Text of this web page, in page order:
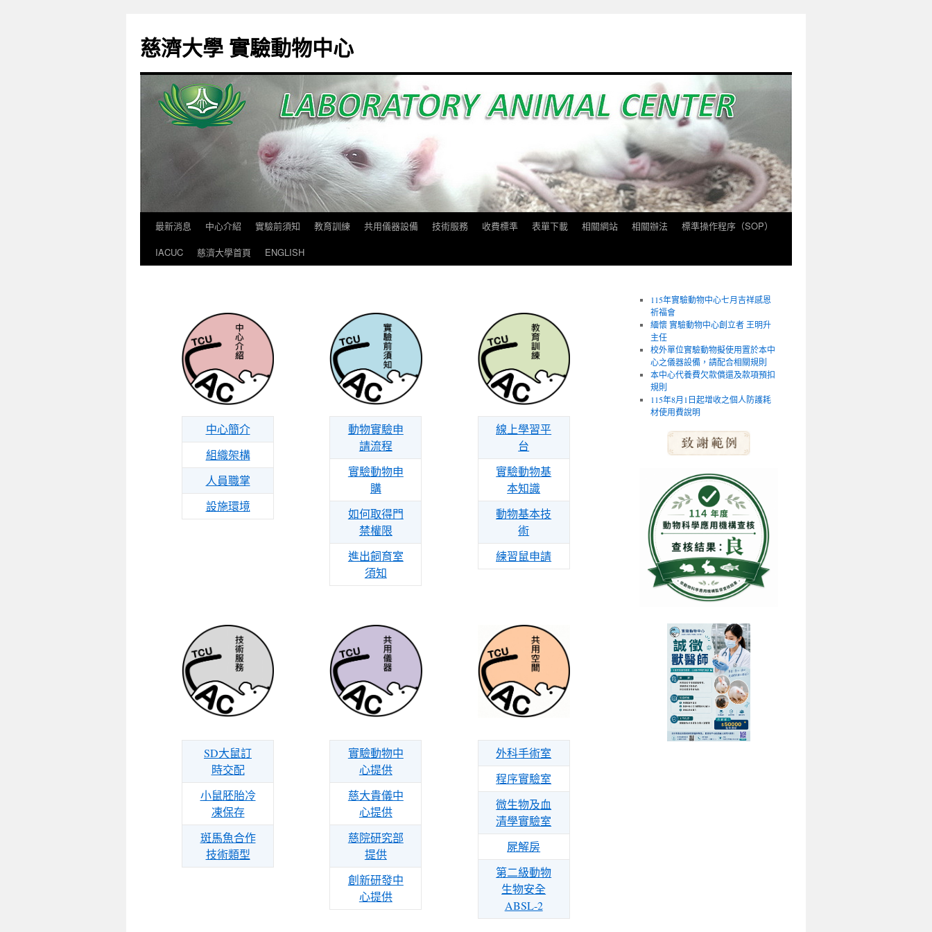
主
要
慈濟大學 實驗動物中心
最新消息 中心介紹 實驗前須知 教育訓練 共用儀器設備 技術服務 收費標準 表單下載 相關網站 相關辦法
標準操作程序（SOP）
IACUC
慈濟大學首頁 ENGLISH
中心簡介
組織架構
人員職掌
設施環境
動物實驗申
請流程
實驗動物申
購
如何取得門
禁權限
進出飼育室
須知
線上學習平
台
實驗動物基
本知識
動物基本技
術
練習鼠申請
SD大鼠訂
時交配
小鼠胚胎冷
凍保存
斑馬魚合作
技術類型
實驗動物中
心提供
慈大貴儀中
心提供
慈院研究部
提供
創新研發中
心提供
外科手術室
程序實驗室
微生物及血
清學實驗室
屍解房
第二級動物
生物安全
ABSL-2
115年實驗動物中心七月吉祥感恩
祈福會
緬懷 實驗動物中心創立者 王明升
主任
校外單位實驗動物擬使用置於本中
心之儀器設備，請配合相關規則
本中心代養費欠款償還及款項預扣
規則
115年8月1日起增收之個人防護耗
材使用費說明